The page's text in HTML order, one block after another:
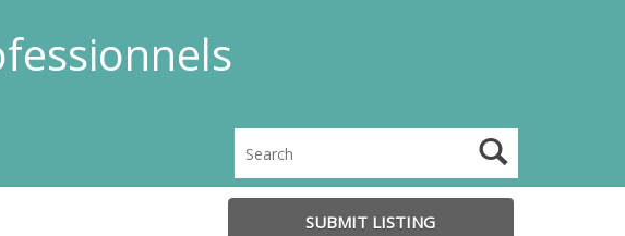
SUBMIT LISTING